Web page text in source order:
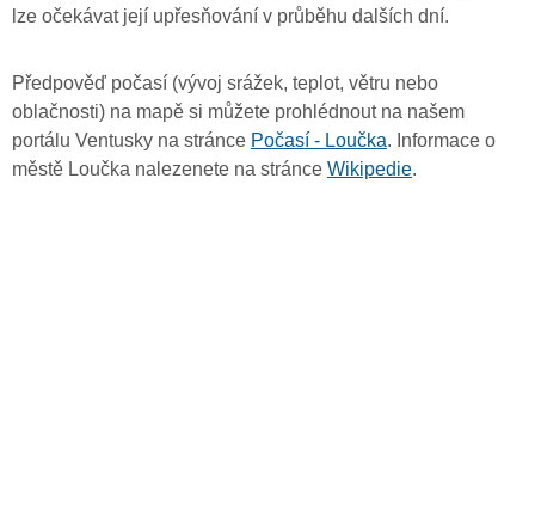
lze očekávat její upřesňování v průběhu dalších dní.
Předpověď počasí (vývoj srážek, teplot, větru nebo
oblačnosti) na mapě si můžete prohlédnout na našem
portálu Ventusky na stránce Počasí - Loučka. Informace o
městě Loučka nalezenete na stránce Wikipedie.